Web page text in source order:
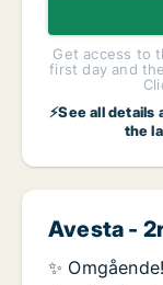
Get access to
first day and
⚡See all
the
Avesta -
✨